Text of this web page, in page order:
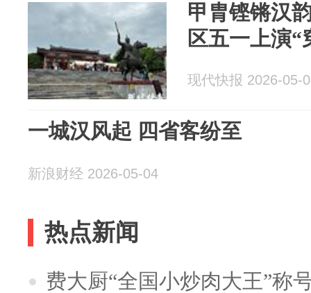
甲胄铿锵汉
区五一上演“
现代快报 2026-05-
一城汉风起 四省客纷至
新浪财经 2026-05-04
热点新闻
费大厨“全国小炒肉大王”称